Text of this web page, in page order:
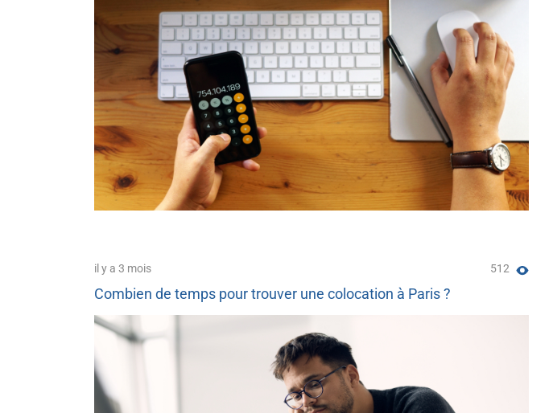
il y a 3 mois 512
Combien de temps pour trouver une colocation à Paris ?